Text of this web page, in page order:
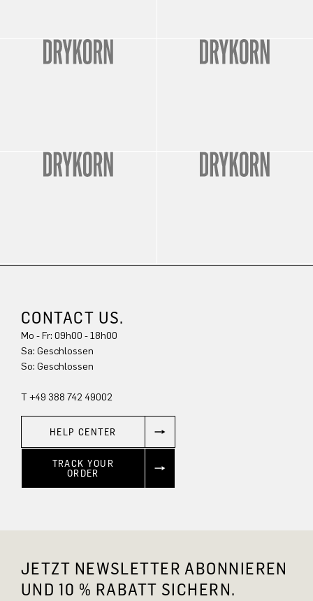
CONTACT US.
Mo - Fr: 09h00 - 18h00
Sa: Geschlossen
So: Geschlossen
T +49 388 742 49002
HELP CENTER
TRACK YOUR
ORDER
JETZT NEWSLETTER ABONNIEREN
UND 10 % RABATT SICHERN.